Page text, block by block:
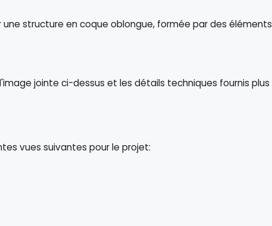
structure en coque oblongue, formée par des éléments
jointe ci-dessus et les détails techniques fournis plus
vues suivantes pour le projet: